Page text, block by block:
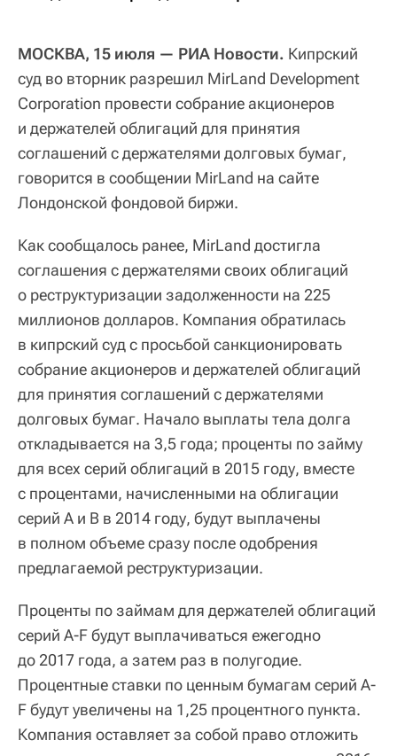
МОСКВА, 15 июля — РИА Новости. Кипрский
суд во вторник разрешил MirLand Development
Corporation провести собрание акционеров
и держателей облигаций для принятия
соглашений с держателями долговых бумаг,
говорится в сообщении MirLand на сайте
Лондонской фондовой биржи.
Как сообщалось ранее, MirLand достигла
соглашения с держателями своих облигаций
о реструктуризации задолженности на 225
миллионов долларов. Компания обратилась
в кипрский суд с просьбой санкционировать
собрание акционеров и держателей облигаций
для принятия соглашений с держателями
долговых бумаг. Начало выплаты тела долга
откладывается на 3,5 года; проценты по займу
для всех серий облигаций в 2015 году, вместе
с процентами, начисленными на облигации
серий А и В в 2014 году, будут выплачены
в полном объеме сразу после одобрения
предлагаемой реструктуризации.
Проценты по займам для держателей облигаций
серий А-F будут выплачиваться ежегодно
до 2017 года, а затем раз в полугодие.
Процентные ставки по ценным бумагам серий A-
F будут увеличены на 1,25 процентного пункта.
Компания оставляет за собой право отложить